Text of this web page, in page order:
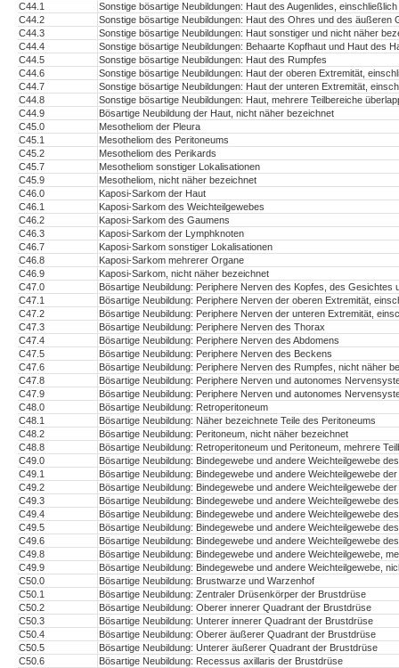
C44.1
Sonstige bösartige Neubildungen: Haut des Augenlides,
C44.2
Sonstige bösartige Neubildungen: Haut des Ohres und des äußeren
C44.3
Sonstige bösartige Neubildungen: Haut sonstiger und nicht näher
C44.4
Sonstige bösartige Neubildungen: Behaarte Kopfhaut und Haut des
C44.5
Sonstige bösartige Neubildungen: Haut des Rumpfes
C44.6
Sonstige bösartige Neubildungen: Haut der oberen Extremität,
C44.7
Sonstige bösartige Neubildungen: Haut der unteren Extremität,
C44.8
Sonstige bösartige Neubildungen: Haut, mehrere Teilbereiche
C44.9
Bösartige Neubildung der Haut, nicht näher bezeichnet
C45.0
Mesotheliom der Pleura
C45.1
Mesotheliom des Peritoneums
C45.2
Mesotheliom des Perikards
C45.7
Mesotheliom sonstiger Lokalisationen
C45.9
Mesotheliom, nicht näher bezeichnet
C46.0
Kaposi-Sarkom der Haut
C46.1
Kaposi-Sarkom des Weichteilgewebes
C46.2
Kaposi-Sarkom des Gaumens
C46.3
Kaposi-Sarkom der Lymphknoten
C46.7
Kaposi-Sarkom sonstiger Lokalisationen
C46.8
Kaposi-Sarkom mehrerer Organe
C46.9
Kaposi-Sarkom, nicht näher bezeichnet
C47.0
Bösartige Neubildung: Periphere Nerven des Kopfes, des Gesichtes
C47.1
Bösartige Neubildung: Periphere Nerven der oberen Extremität,
C47.2
Bösartige Neubildung: Periphere Nerven der unteren Extremität,
C47.3
Bösartige Neubildung: Periphere Nerven des Thorax
C47.4
Bösartige Neubildung: Periphere Nerven des Abdomens
C47.5
Bösartige Neubildung: Periphere Nerven des Beckens
C47.6
Bösartige Neubildung: Periphere Nerven des Rumpfes, nicht näher
C47.8
Bösartige Neubildung: Periphere Nerven und autonomes
C47.9
Bösartige Neubildung: Periphere Nerven und autonomes
C48.0
Bösartige Neubildung: Retroperitoneum
C48.1
Bösartige Neubildung: Näher bezeichnete Teile des Peritoneums
C48.2
Bösartige Neubildung: Peritoneum, nicht näher bezeichnet
C48.8
Bösartige Neubildung: Retroperitoneum und Peritoneum, mehrere
C49.0
Bösartige Neubildung: Bindegewebe und andere Weichteilgewebe
C49.1
Bösartige Neubildung: Bindegewebe und andere Weichteilgewebe
C49.2
Bösartige Neubildung: Bindegewebe und andere Weichteilgewebe
C49.3
Bösartige Neubildung: Bindegewebe und andere Weichteilgewebe
C49.4
Bösartige Neubildung: Bindegewebe und andere Weichteilgewebe
C49.5
Bösartige Neubildung: Bindegewebe und andere Weichteilgewebe
C49.6
Bösartige Neubildung: Bindegewebe und andere Weichteilgewebe
C49.8
Bösartige Neubildung: Bindegewebe und andere Weichteilgewebe,
C49.9
Bösartige Neubildung: Bindegewebe und andere Weichteilgewebe,
C50.0
Bösartige Neubildung: Brustwarze und Warzenhof
C50.1
Bösartige Neubildung: Zentraler Drüsenkörper der Brustdrüse
C50.2
Bösartige Neubildung: Oberer innerer Quadrant der Brustdrüse
C50.3
Bösartige Neubildung: Unterer innerer Quadrant der Brustdrüse
C50.4
Bösartige Neubildung: Oberer äußerer Quadrant der Brustdrüse
C50.5
Bösartige Neubildung: Unterer äußerer Quadrant der Brustdrüse
C50.6
Bösartige Neubildung: Recessus axillaris der Brustdrüse